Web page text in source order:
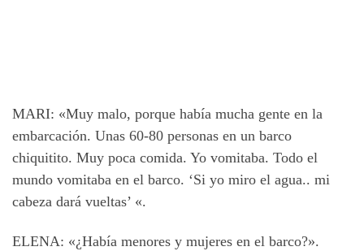
MARI: «Muy malo, porque había mucha gente en la
embarcación. Unas 60-80 personas en un barco
chiquitito. Muy poca comida. Yo vomitaba. Todo el
mundo vomitaba en el barco. ‘Si yo miro el agua.. mi
cabeza dará vueltas’ «.
ELENA: «¿Había menores y mujeres en el barco?».